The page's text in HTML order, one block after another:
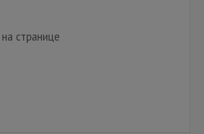
странице